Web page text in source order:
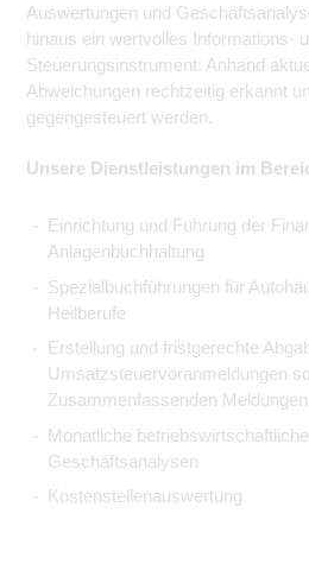
Auswertungen und
hinaus ein wertvolles Informations-
Steuerungsinstrument: Anhand
Abweichungen rechtzeitig erkannt
gegengesteuert werden.
Unsere Dienstleistungen im
Einrichtung und Führung der
Anlagenbuchhaltung
Spezialbuchführungen für
Heilberufe
Erstellung und fristgerechte
Umsatzsteuervoranmeldungen
Zusammenfassenden Meldungen
Monatliche
Geschäftsanalysen
Kostenstellenauswertung